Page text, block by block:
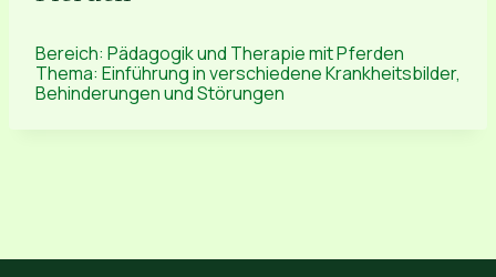
Bereich: Pädagogik und Therapie mit Pferden
Thema: Einführung in verschiedene Krankheitsbilder,
Behinderungen und Störungen